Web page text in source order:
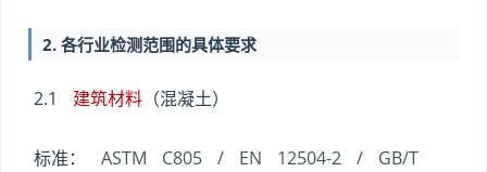
2. 各行业检测范围的具体要求
2.1 建筑材料 （混凝土）
标准：
ASTM C805 / EN 12504-2 / GB/T